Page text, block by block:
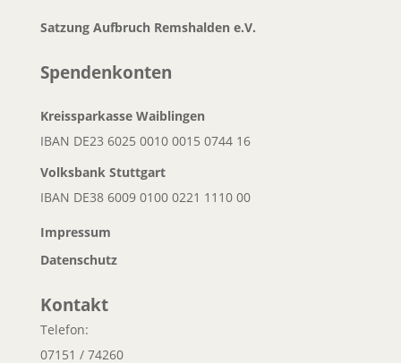
Satzung Aufbruch Remshalden e.V.
Spendenkonten
Kreissparkasse Waiblingen
IBAN DE23 6025 0010 0015 0744 16
Volksbank Stuttgart
IBAN DE38 6009 0100 0221 1110 00
Impressum
Datenschutz
Kontakt
Telefon:
07151 / 74260